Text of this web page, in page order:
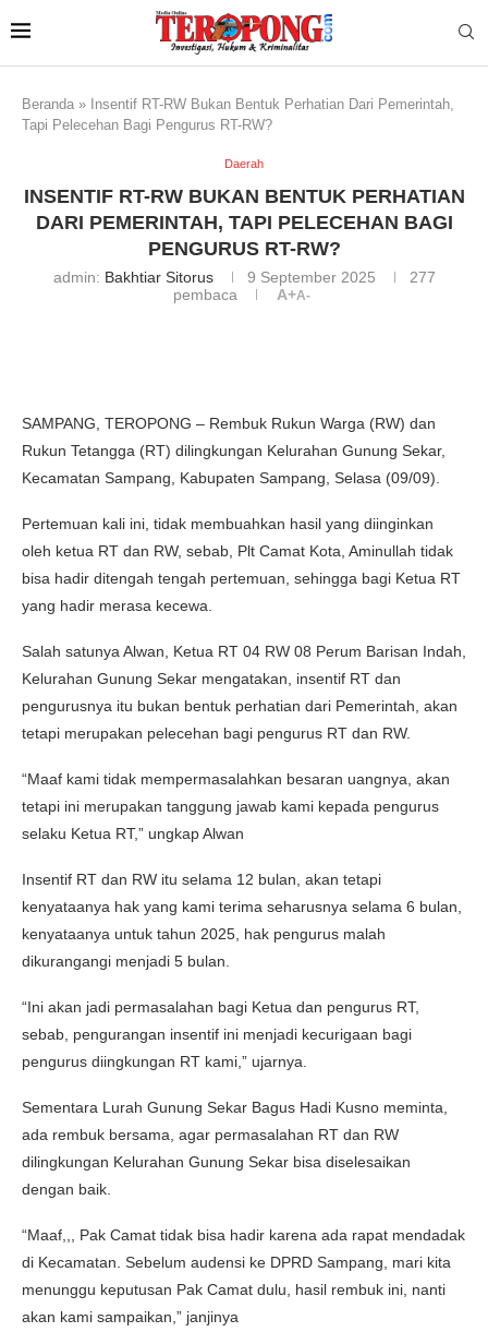
Beranda » Insentif RT-RW Bukan Bentuk Perhatian Dari Pemerintah,
Tapi Pelecehan Bagi Pengurus RT-RW?
Daerah
INSENTIF RT-RW BUKAN BENTUK PERHATIAN
DARI PEMERINTAH, TAPI PELECEHAN BAGI
PENGURUS RT-RW?
admin: Bakhtiar Sitorus 9 September 2025
277
pembaca
A+A-
SAMPANG, TEROPONG – Rembuk Rukun Warga (RW) dan
Rukun Tetangga (RT) dilingkungan Kelurahan Gunung Sekar,
Kecamatan Sampang, Kabupaten Sampang, Selasa (09/09).
Pertemuan kali ini, tidak membuahkan hasil yang diinginkan
oleh ketua RT dan RW, sebab, Plt Camat Kota, Aminullah tidak
bisa hadir ditengah tengah pertemuan, sehingga bagi Ketua RT
yang hadir merasa kecewa.
Salah satunya Alwan, Ketua RT 04 RW 08 Perum Barisan Indah,
Kelurahan Gunung Sekar mengatakan, insentif RT dan
pengurusnya itu bukan bentuk perhatian dari Pemerintah, akan
tetapi merupakan pelecehan bagi pengurus RT dan RW.
“Maaf kami tidak mempermasalahkan besaran uangnya, akan
tetapi ini merupakan tanggung jawab kami kepada pengurus
selaku Ketua RT,” ungkap Alwan
Insentif RT dan RW itu selama 12 bulan, akan tetapi
kenyataanya hak yang kami terima seharusnya selama 6 bulan,
kenyataanya untuk tahun 2025, hak pengurus malah
dikurangangi menjadi 5 bulan.
“Ini akan jadi permasalahan bagi Ketua dan pengurus RT,
sebab, pengurangan insentif ini menjadi kecurigaan bagi
pengurus diingkungan RT kami,” ujarnya.
Sementara Lurah Gunung Sekar Bagus Hadi Kusno meminta,
ada rembuk bersama, agar permasalahan RT dan RW
dilingkungan Kelurahan Gunung Sekar bisa diselesaikan
dengan baik.
“Maaf,,, Pak Camat tidak bisa hadir karena ada rapat mendadak
di Kecamatan. Sebelum audensi ke DPRD Sampang, mari kita
menunggu keputusan Pak Camat dulu, hasil rembuk ini, nanti
akan kami sampaikan,” janjinya